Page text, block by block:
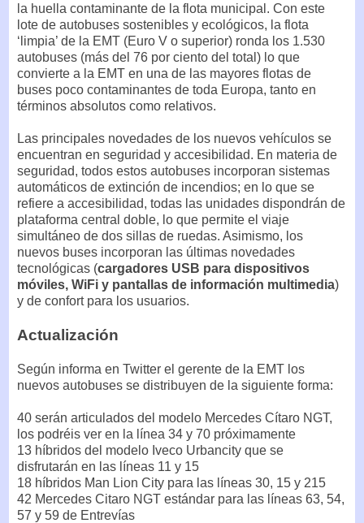
la huella contaminante de la flota municipal. Con este
lote de autobuses sostenibles y ecológicos, la flota
‘limpia’ de la EMT (Euro V o superior) ronda los 1.530
autobuses (más del 76 por ciento del total) lo que
convierte a la EMT en una de las mayores flotas de
buses poco contaminantes de toda Europa, tanto en
términos absolutos como relativos.
Las principales novedades de los nuevos vehículos se
encuentran en seguridad y accesibilidad. En materia de
seguridad, todos estos autobuses incorporan sistemas
automáticos de extinción de incendios; en lo que se
refiere a accesibilidad, todas las unidades dispondrán de
plataforma central doble, lo que permite el viaje
simultáneo de dos sillas de ruedas. Asimismo, los
nuevos buses incorporan las últimas novedades
tecnológicas (cargadores USB para dispositivos
móviles, WiFi y pantallas de información multimedia)
y de confort para los usuarios.
Actualización
Según informa en Twitter el gerente de la EMT los
nuevos autobuses se distribuyen de la siguiente forma:
40 serán articulados del modelo Mercedes Cítaro NGT,
los podréis ver en la línea 34 y 70 próximamente
13 híbridos del modelo Iveco Urbancity que se
disfrutarán en las líneas 11 y 15
18 híbridos Man Lion City para las líneas 30, 15 y 215
42 Mercedes Citaro NGT estándar para las líneas 63, 54,
57 y 59 de Entrevías